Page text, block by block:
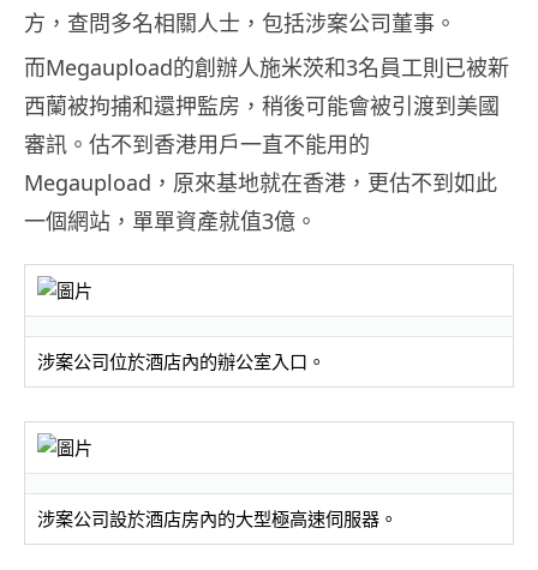
方，查問多名相關人士，包括涉案公司董事。
而Megaupload的創辦人施米茨和3名員工則已被新
西蘭被拘捕和還押監房，稍後可能會被引渡到美國
審訊。估不到香港用戶一直不能用的
Megaupload，原來基地就在香港，更估不到如此
一個網站，單單資產就值3億。
涉案公司位於酒店內的辦公室入口。
涉案公司設於酒店房內的大型極高速伺服器。